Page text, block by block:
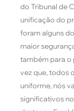
do Tribunal de
unificação do
foram alguns
maior
também para o
vez que, todos
uniforme, nós
significativos